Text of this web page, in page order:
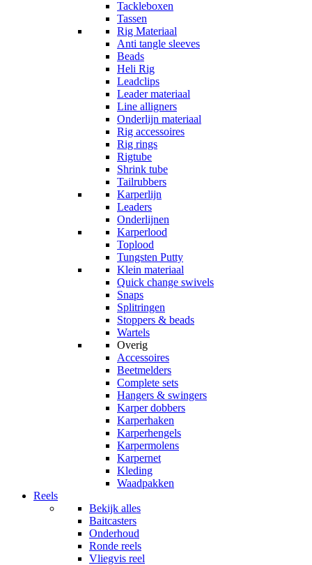
Tackleboxen
Tassen
Rig Materiaal
Anti tangle sleeves
Beads
Heli Rig
Leadclips
Leader materiaal
Line alligners
Onderlijn materiaal
Rig accessoires
Rig rings
Rigtube
Shrink tube
Tailrubbers
Karperlijn
Leaders
Onderlijnen
Karperlood
Toplood
Tungsten Putty
Klein materiaal
Quick change swivels
Snaps
Splitringen
Stoppers & beads
Wartels
Overig
Accessoires
Beetmelders
Complete sets
Hangers & swingers
Karper dobbers
Karperhaken
Karperhengels
Karpermolens
Karpernet
Kleding
Waadpakken
Reels
Bekijk alles
Baitcasters
Onderhoud
Ronde reels
Vliegvis reel